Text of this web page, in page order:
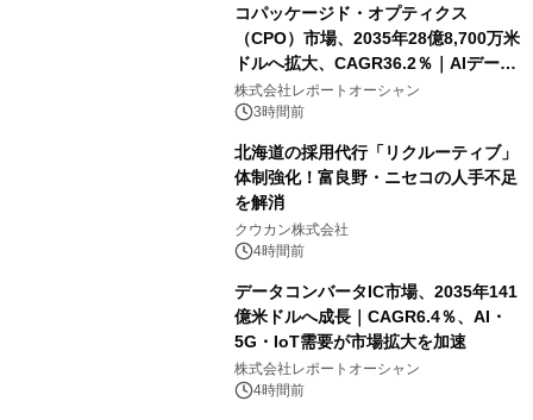
コパッケージド・オプティクス
（CPO）市場、2035年28億8,700万米
ドルへ拡大、CAGR36.2％｜AIデータ
センター・高速光通信需要が成長を加
速
株式会社レポートオーシャン
3時間前
北海道の採用代行「リクルーティブ」
体制強化！富良野・ニセコの人手不足
を解消
クウカン株式会社
4時間前
データコンバータIC市場、2035年141
億米ドルへ成長｜CAGR6.4％、AI・
5G・IoT需要が市場拡大を加速
株式会社レポートオーシャン
4時間前